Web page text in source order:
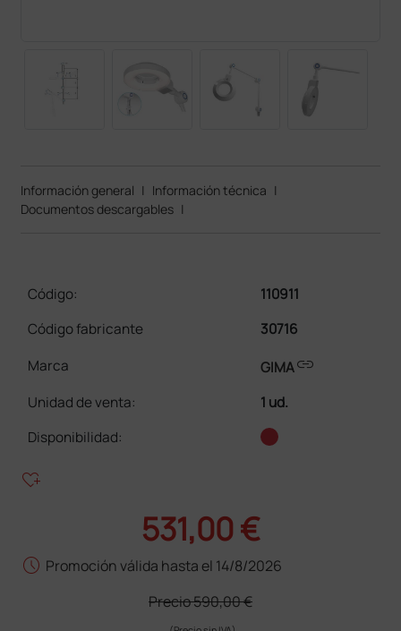
Información general | Información técnica |
Documentos descargables |
Código:
110911
Código fabricante
30716
Marca
GIMAlink
Unidad de venta:
1 ud.
Disponibilidad:
heart_plus
531,00 €
schedule Promoción válida hasta el 14/8/2026
Precio590,00 €